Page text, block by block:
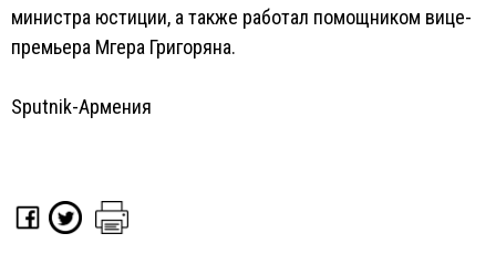
министра юстиции, а также работал помощником вице-
премьера Мгера Григоряна.
Sputnik-Армения